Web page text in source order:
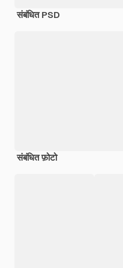
संबंधित PSD
संबंधित फ़ोटो